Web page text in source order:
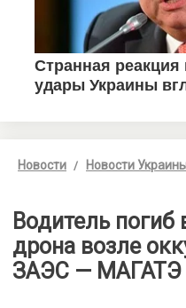
Новости Новости
Водитель погиб
дрона возле
ЗАЭС — МАГАТЭ